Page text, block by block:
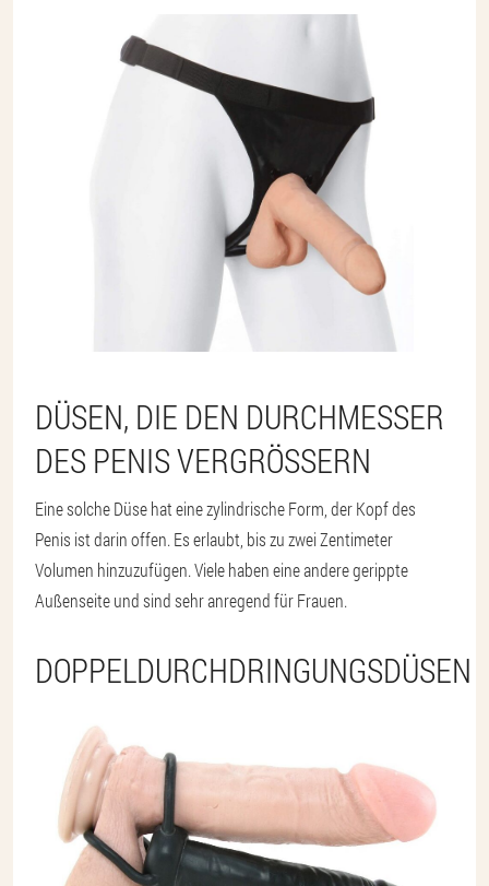
DÜSEN, DIE DEN DURCHMESSER
DES PENIS VERGRÖSSERN
Eine solche Düse hat eine zylindrische Form, der Kopf des
Penis ist darin offen. Es erlaubt, bis zu zwei Zentimeter
Volumen hinzuzufügen. Viele haben eine andere gerippte
Außenseite und sind sehr anregend für Frauen.
DOPPELDURCHDRINGUNGSDÜSEN